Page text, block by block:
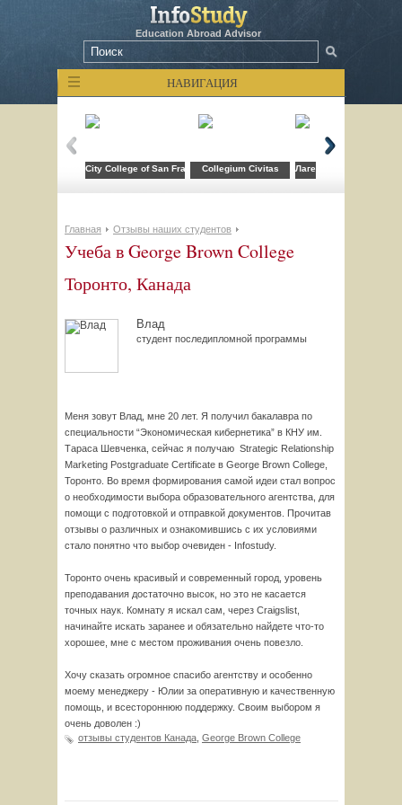
Education Abroad Advisor
НАВИГАЦИЯ
City College of San FranciscoCollegium Civitas Лагерь компьютерных
Главная Отзывы наших студентов
Учеба в George Brown College
Торонто, Канада
Влад
студент последипломной программы
Меня зовут Влад, мне 20 лет. Я получил бакалавра по
специальности “Экономическая кибернетика” в КНУ им.
Тараса Шевченка, сейчас я получаю Strategic Relationship
Marketing Postgraduate Certificate в George Brown College,
Торонто. Во время формирования самой идеи стал вопрос
о необходимости выбора образовательного агентства, для
помощи с подготовкой и отправкой документов. Прочитав
отзывы о различных и ознакомившись с их условиями
стало понятно что выбор очевиден - Infostudy.
Торонто очень красивый и современный город, уровень
преподавания достаточно высок, но это не касается
точных наук. Комнату я искал сам, через Craigslist,
начинайте искать заранее и обязательно найдете что-то
хорошее, мне с местом проживания очень повезло.
Хочу сказать огромное спасибо агентству и особенно
моему менеджеру - Юлии за оперативную и качественную
помощь, и всестороннюю поддержку. Своим выбором я
очень доволен :)
отзывы студентов Канада George Brown College